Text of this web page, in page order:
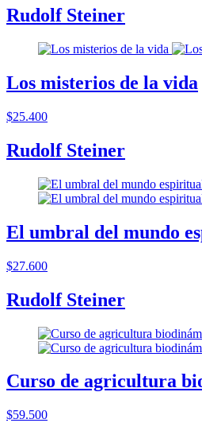
Rudolf Steiner
Los misterios de la vida
$25.400
Rudolf Steiner
El umbral del mundo
$27.600
Rudolf Steiner
Curso de agricultura
$59.500